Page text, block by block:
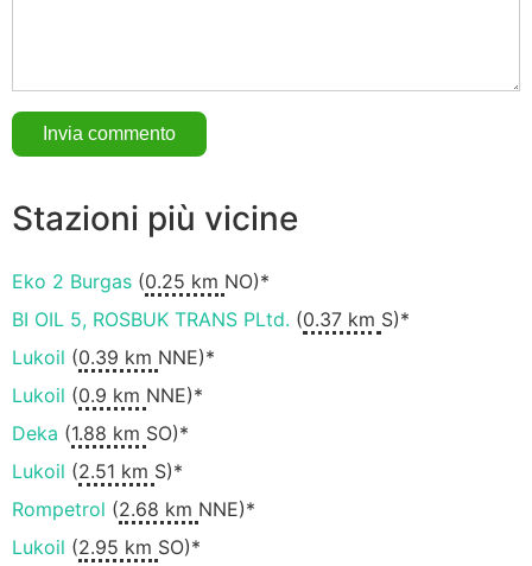
Stazioni più vicine
Eko 2 Burgas (0.25 km NO)*
BI OIL 5, ROSBUK TRANS PLtd. (0.37 km S)*
Lukoil (0.39 km NNE)*
Lukoil (0.9 km NNE)*
Deka (1.88 km SO)*
Lukoil (2.51 km S)*
Rompetrol (2.68 km NNE)*
Lukoil (2.95 km SO)*